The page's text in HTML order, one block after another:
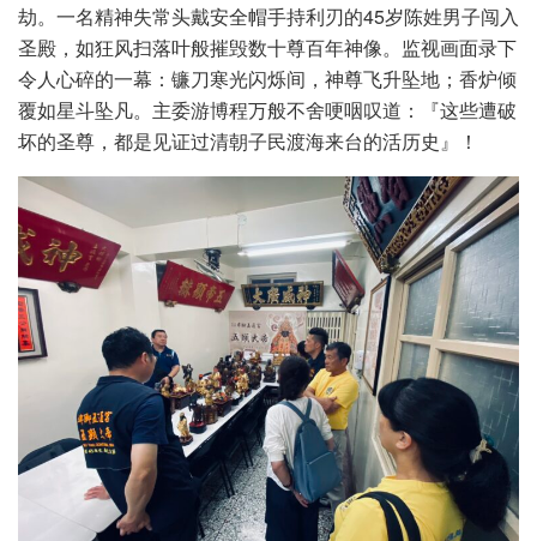
劫。一名精神失常头戴安全帽手持利刃的45岁陈姓男子闯入
圣殿，如狂风扫落叶般摧毁数十尊百年神像。监视画面录下
令人心碎的一幕：镰刀寒光闪烁间，神尊飞升坠地；香炉倾
覆如星斗坠凡。主委游博程万般不舍哽咽叹道：『这些遭破
坏的圣尊，都是见证过清朝子民渡海来台的活历史』！